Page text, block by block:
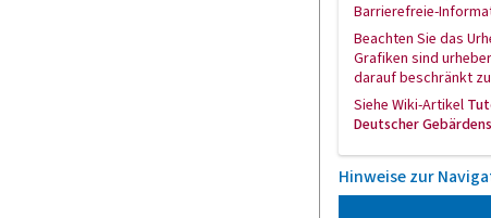
Barrierefreie-
Beachten Sie das
Grafiken sind
darauf beschränkt
Siehe Wiki-Artikel
Deutscher
Hinweise zur